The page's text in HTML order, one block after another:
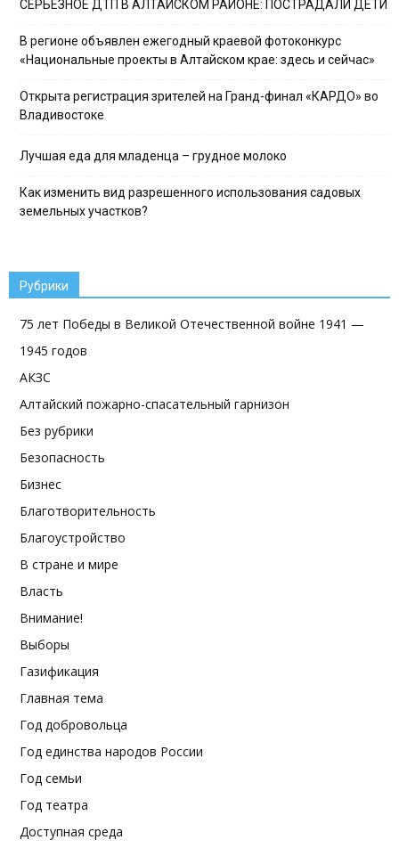
СЕРЬЕЗНОЕ ДТП В АЛТАЙСКОМ РАЙОНЕ: ПОСТРАДАЛИ ДЕТИ
В регионе объявлен ежегодный краевой фотоконкурс
«Национальные проекты в Алтайском крае: здесь и сейчас»
Открыта регистрация зрителей на Гранд-финал «КАРДО» во
Владивостоке
Лучшая еда для младенца – грудное молоко
Как изменить вид разрешенного использования садовых
земельных участков?
Рубрики
75 лет Победы в Великой Отечественной войне 1941 —
1945 годов
АКЗС
Алтайский пожарно-спасательный гарнизон
Без рубрики
Безопасность
Бизнес
Благотворительность
Благоустройство
В стране и мире
Власть
Внимание!
Выборы
Газификация
Главная тема
Год добровольца
Год единства народов России
Год семьи
Год театра
Доступная среда